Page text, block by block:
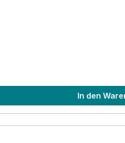
In den